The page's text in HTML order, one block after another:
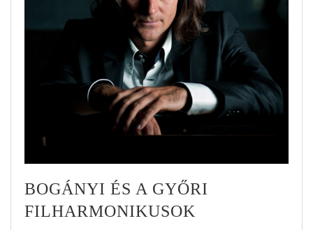
BOGÁNYI ÉS A GYŐRI
FILHARMONIKUSOK